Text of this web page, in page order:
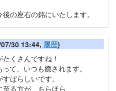
の座右の銘にいたします。
30 13:44, 履歴)
くさんですね！
て、いつも癒されます。
ばらしいです。
る方が、ちらほら